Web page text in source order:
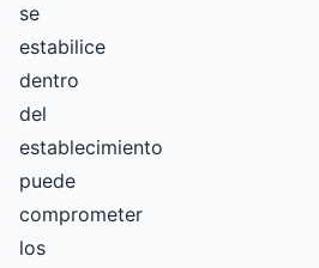
se
estabilice
dentro
del
establecimiento
puede
comprometer
los